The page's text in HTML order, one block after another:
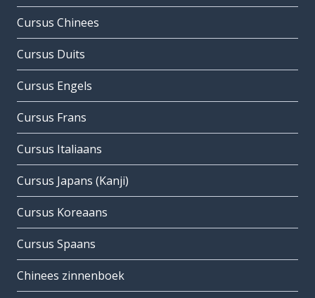
Cursus Chinees
Cursus Duits
Cursus Engels
Cursus Frans
Cursus Italiaans
Cursus Japans (Kanji)
Cursus Koreaans
Cursus Spaans
Chinees zinnenboek